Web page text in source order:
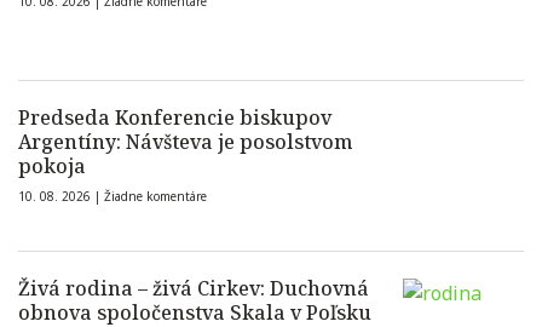
Predseda Konferencie biskupov
Argentíny: Návšteva je posolstvom
pokoja
10. 08. 2026 | Žiadne komentáre
Živá rodina – živá Cirkev: Duchovná
obnova spoločenstva Skala v Poľsku